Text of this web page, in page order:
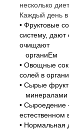
несколько
Каждый день
• Фруктовые
систему, дают
очищают
органиЕм
• Овощные
солей в
• Сырые
минералами
• Сыроедение
естественном
• Нормальная